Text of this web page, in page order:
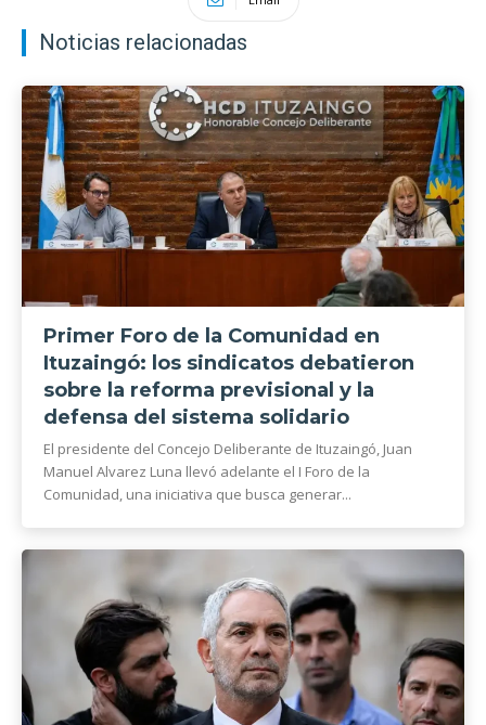
Noticias relacionadas
Primer Foro de la Comunidad en
Ituzaingó: los sindicatos debatieron
sobre la reforma previsional y la
defensa del sistema solidario
El presidente del Concejo Deliberante de Ituzaingó, Juan
Manuel Alvarez Luna llevó adelante el I Foro de la
Comunidad, una iniciativa que busca generar...